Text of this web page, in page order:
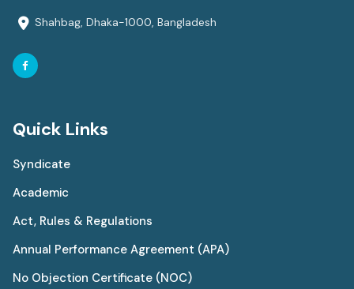
Shahbag, Dhaka-1000, Bangladesh
Quick Links
Syndicate
Academic
Act, Rules & Regulations
Annual Performance Agreement (APA)
No Objection Certificate (NOC)